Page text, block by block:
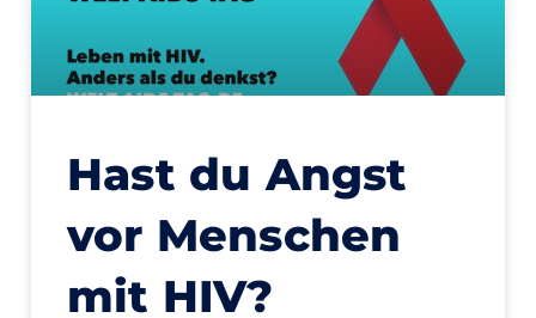
Hast du Angst
vor Menschen
mit HIV?